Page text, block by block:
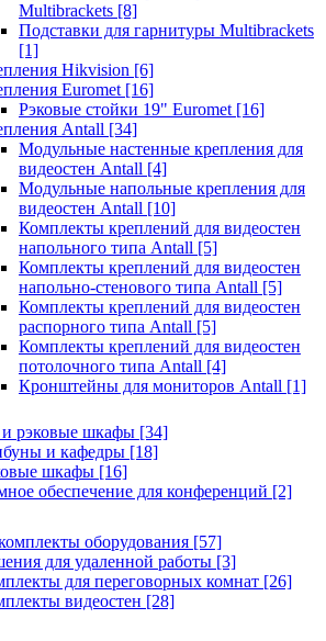
Multibrackets [8]
Подставки для гарнитуры Multibrackets
[1]
Hikvision [6]
Euromet [16]
Рэковые стойки 19" Euromet [16]
Antall [34]
Модульные настенные крепления для
видеостен Antall [4]
Модульные напольные крепления для
видеостен Antall [10]
Комплекты креплений для видеостен
напольного типа Antall [5]
Комплекты креплений для видеостен
напольно-стенового типа Antall [5]
Комплекты креплений для видеостен
распорного типа Antall [5]
Комплекты креплений для видеостен
потолочного типа Antall [4]
Кронштейны для мониторов Antall [1]
рэковые шкафы [34]
и кафедры [18]
шкафы [16]
обеспечение для конференций [2]
оборудования [57]
для удаленной работы [3]
для переговорных комнат [26]
видеостен [28]